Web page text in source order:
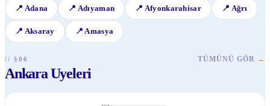
📍 Adana 📍 Adıyaman 📍 Afyonkarahisar 📍 Ağrı
📍 Aksaray 📍Amasya
// §06
Ankara Uyeleri
TÜMÜNÜ GÖR →